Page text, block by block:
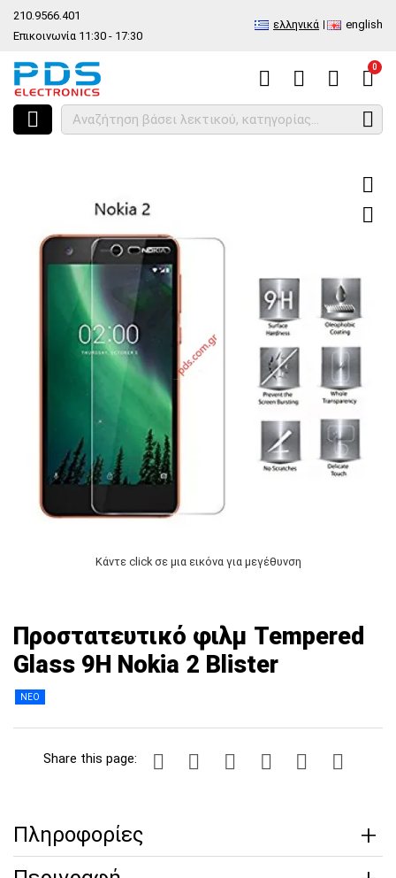
210.9566.401
Επικοινωνία 11:30 - 17:30
ελληνικά english
0
HOME Προστατευτικό φιλμ Tempered Glass 9H Nokia 2 Blister
Κάντε click σε μια εικόνα για μεγέθυνση
Προστατευτικό φιλμ Tempered
Glass 9H Nokia 2 Blister
ΝΕΟ
Share this page:
Πληροφορίες